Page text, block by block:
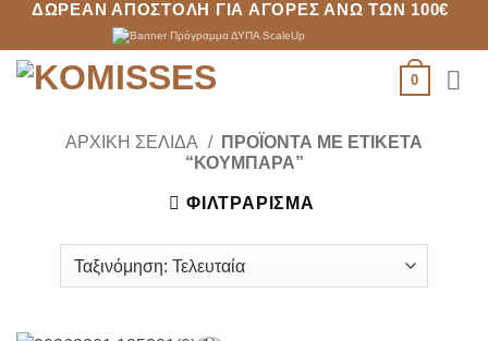
Μετάβαση
περιεχόμενο
ΔΩΡΕΆΝ ΑΠΟΣΤΟΛΉ ΓΙΑ ΑΓΟΡΈΣ ΆΝΩ ΤΩΝ 100€
0
ΑΡΧΙΚΉ ΣΕΛΊΔΑ /
ΠΡΟΪΌΝΤΑ ΜΕ ΕΤΙΚΈΤΑ
“ΚΟΥΜΠΆΡΑ”
ΦΙΛΤΡΆΡΙΣΜΑ